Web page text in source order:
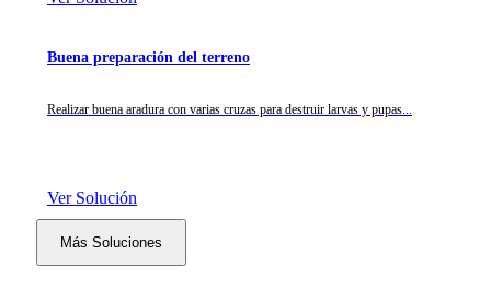
Buena preparación del terreno
Realizar buena aradura con varias cruzas para destruir larvas y pupas...
Ver Solución
Más Soluciones